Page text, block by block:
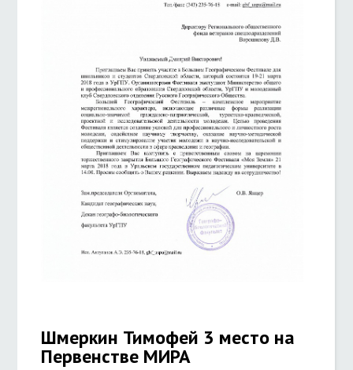
Шмеркин Тимофей 3 место на
Первенстве МИРА